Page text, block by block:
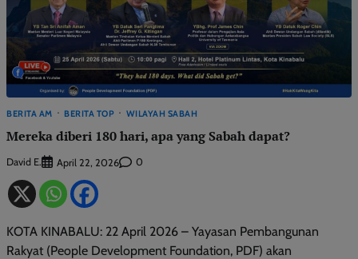
BERITA AM BERITA TOP WILAYAH SABAH
Mereka diberi 180 hari, apa yang Sabah dapat?
David E. April 22, 2026 0
KOTA KINABALU: 22 April 2026 – Yayasan Pembangunan
Rakyat (People Development Foundation, PDF) akan